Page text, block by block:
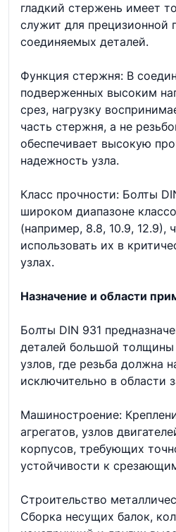
гладкий стержень имеет
служит для прецизионной
соединяемых деталей.
Функция стержня: В
подверженных высоким
срез, нагрузку
часть стержня, а не
обеспечивает высокую
надежность узла.
Класс прочности: Болты
широком диапазоне
(например, 8.8, 10.9, 12.9),
использовать их в
узлах.
Назначение и области
Болты DIN 931
деталей большой
узлов, где резьба должна
исключительно в области
Машиностроение:
агрегатов, узлов
корпусов, требующих
устойчивости к
Строительство
Сборка несущих балок,